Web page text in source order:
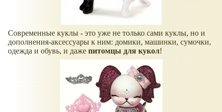
Современные куклы - это уже не только сами куклы, но и
дополнения-аксессуары к ним: домики, машинки, сумочки,
одежда и обувь, и даже питомцы для кукол!